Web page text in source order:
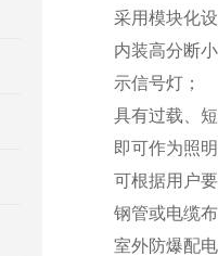
采用模块化
内装高分断
示信号灯；
具有过载、
即可作为照
可根据用户
钢管或电缆
室外防爆配